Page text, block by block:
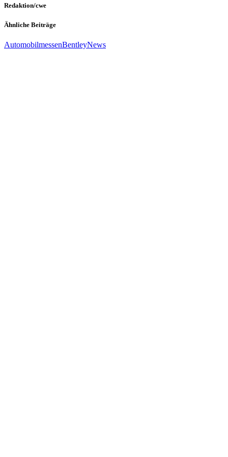
Redaktion/cwe
Ähnliche Beiträge
AutomobilmessenBentleyNews